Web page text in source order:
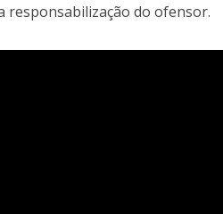
responsabilização do ofensor.